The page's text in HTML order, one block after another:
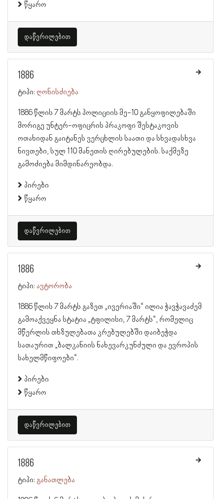
წყარო
დაწვრილებით
1886
ტიპი: ღონისძიება
1886 წლის 7 მარტს პოლიციის მე-10 განყოფილებაში
მორიგე უნტერ-ოფიცრის პრაკოფი შესტაკოვის
ოთახიდან გაიტანეს ვერცხლის საათი და სხვადასხვა
ნივთები, სულ 110 მანეთის ღირებულების. საქმეზე
გამოძიება მიმდინარეობდა.
პირები
წყარო
დაწვრილებით
1886
ტიპი: ავტორობა
1886 წლის 7 მარტს გაზეთ „ივერიაში“ ილია ჭავჭავაძემ
გამოაქვეყნა სტატია „ტფილისი, 7 მარტს“, რომელიც
მწერლის თხზულებათა კრებულებში დაიბეჭდა
სათაურით „ბალკანიის ნახევარკუნძული და ევროპის
სახელმწიფოები“.
პირები
წყარო
დაწვრილებით
1886
ტიპი: განათლება